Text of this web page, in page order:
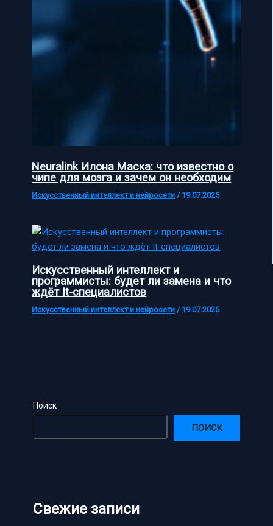
Neuralink Илона Маска: что известно о
чипе для мозга и зачем он необходим
Искусственный интеллект и нейросети / 19.07.2025
Искусственный интеллект и
программисты: будет ли замена и что
ждёт It-специалистов
Искусственный интеллект и нейросети / 19.07.2025
Поиск
ПОИСК
Свежие записи